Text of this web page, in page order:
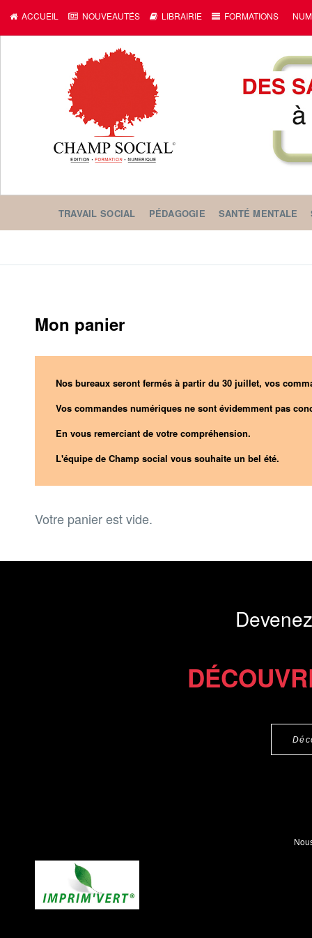
ACCUEIL NOUVEAUTÉS LIBRAIRIE FORMATIONS
TRAVAIL SOCIAL PÉDAGOGIE SANTÉ MENTALE
Mon panier
Nos bureaux seront fermés à partir du 30 juillet, vos
Vos commandes numériques ne sont évidemment pas
En vous remerciant de votre compréhension.
L'équipe de Champ social vous souhaite un bel été.
Votre panier est vide.